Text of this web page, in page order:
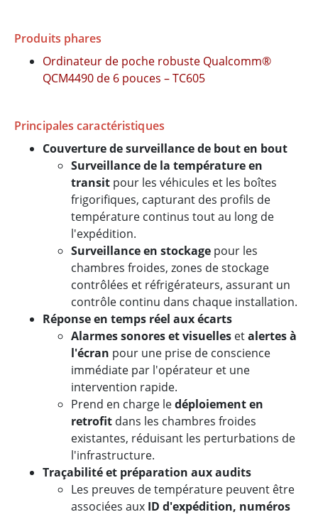
Produits phares
Ordinateur de poche robuste Qualcomm®
QCM4490 de 6 pouces – TC605
Principales caractéristiques
Couverture de surveillance de bout en bout
Surveillance de la température en
transit pour les véhicules et les boîtes
frigorifiques, capturant des profils de
température continus tout au long de
l'expédition.
Surveillance en stockage pour les
chambres froides, zones de stockage
contrôlées et réfrigérateurs, assurant un
contrôle continu dans chaque installation.
Réponse en temps réel aux écarts
Alarmes sonores et visuelles etalertes à
l'écran pour une prise de conscience
immédiate par l'opérateur et une
intervention rapide.
Prend en charge ledéploiement en
retrofit dans les chambres froides
existantes, réduisant les perturbations de
l'infrastructure.
Traçabilité et préparation aux audits
Les preuves de température peuvent être
associées aux ID d'expédition, numéros